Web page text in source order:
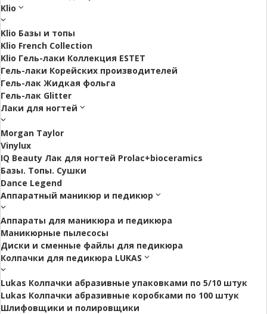
Klio
Klio Базы и топы
Klio French Collection
Klio Гель-лаки Коллекция ESTET
Гель-лаки Корейских производителей
Гель-лак Жидкая фольга
Гель-лак Glitter
Лаки для ногтей
Morgan Taylor
Vinylux
IQ Beauty Лак для ногтей Prolac+bioceramics
Базы. Топы. Сушки
Dance Legend
Аппаратный маникюр и педикюр
Аппараты для маникюра и педикюра
Маникюрные пылесосы
Диски и сменные файлы для педикюра
Колпачки для педикюра LUKAS
Lukas Колпачки абразивные упаковками по 5/10 штук
Lukas Колпачки абразивные коробками по 100 штук
Шлифовщики и полировщики